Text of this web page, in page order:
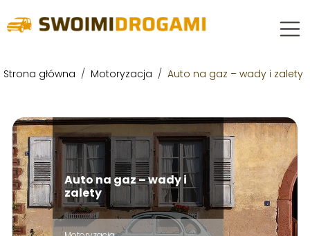
Strona główna / Motoryzacja / Auto na gaz – wady i zalety
Auto na gaz – wady i
zalety